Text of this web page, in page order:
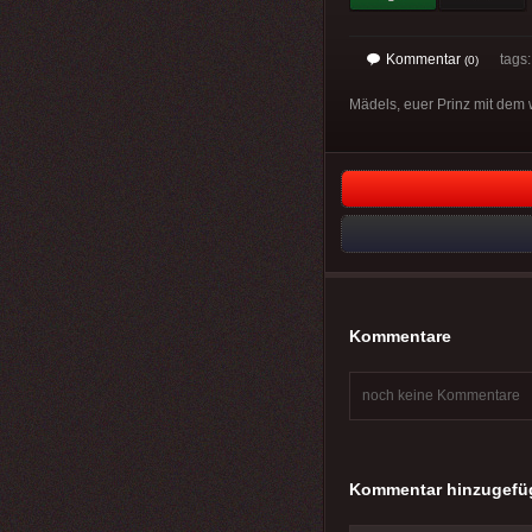
Kommentar (0) tags:
Mädels, euer Prinz mit dem
Kommentare
noch keine Kommentare
Kommentar